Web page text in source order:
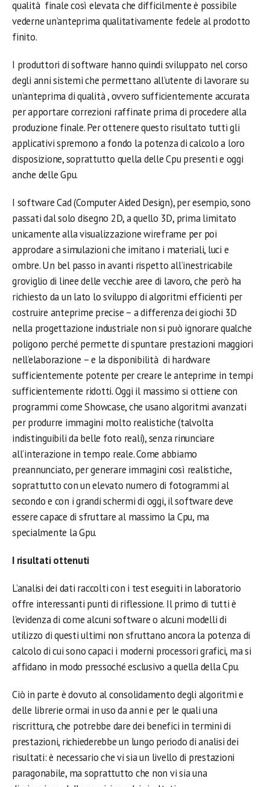
qualità finale così elevata che difficilmente è possibile
vederne un’anteprima qualitativamente fedele al prodotto
finito.
I produttori di software hanno quindi sviluppato nel corso
degli anni sistemi che permettano all’utente di lavorare su
un’anteprima di qualità , ovvero sufficientemente accurata
per apportare correzioni raffinate prima di procedere alla
produzione finale. Per ottenere questo risultato tutti gli
applicativi spremono a fondo la potenza di calcolo a loro
disposizione, soprattutto quella delle Cpu presenti e oggi
anche delle Gpu.
I software Cad (Computer Aided Design), per esempio, sono
passati dal solo disegno 2D, a quello 3D, prima limitato
unicamente alla visualizzazione wireframe per poi
approdare a simulazioni che imitano i materiali, luci e
ombre. Un bel passo in avanti rispetto all’inestricabile
groviglio di linee delle vecchie aree di lavoro, che però ha
richiesto da un lato lo sviluppo di algoritmi efficienti per
costruire anteprime precise – a differenza dei giochi 3D
nella progettazione industriale non si può ignorare qualche
poligono perché permette di spuntare prestazioni maggiori
nell’elaborazione – e la disponibilità di hardware
sufficientemente potente per creare le anteprime in tempi
sufficientemente ridotti. Oggi il massimo si ottiene con
programmi come Showcase, che usano algoritmi avanzati
per produrre immagini molto realistiche (talvolta
indistinguibili da belle foto reali), senza rinunciare
all’interazione in tempo reale. Come abbiamo
preannunciato, per generare immagini così realistiche,
soprattutto con un elevato numero di fotogrammi al
secondo e con i grandi schermi di oggi, il software deve
essere capace di sfruttare al massimo la Cpu, ma
specialmente la Gpu.
I risultati ottenuti
L’analisi dei dati raccolti con i test eseguiti in laboratorio
offre interessanti punti di riflessione. Il primo di tutti è
l’evidenza di come alcuni software o alcuni modelli di
utilizzo di questi ultimi non sfruttano ancora la potenza di
calcolo di cui sono capaci i moderni processori grafici, ma si
affidano in modo pressoché esclusivo a quella della Cpu.
Ciò in parte è dovuto al consolidamento degli algoritmi e
delle librerie ormai in uso da anni e per le quali una
riscrittura, che potrebbe dare dei benefici in termini di
prestazioni, richiederebbe un lungo periodo di analisi dei
risultati: è necessario che vi sia un livello di prestazioni
paragonabile, ma soprattutto che non vi sia una